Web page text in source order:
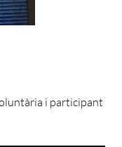
i participant